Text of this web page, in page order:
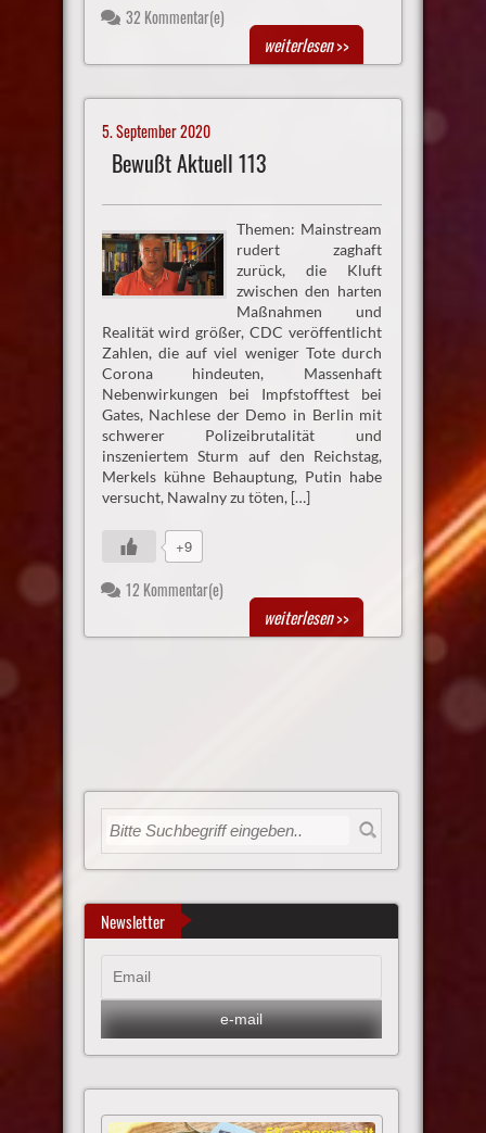
32 Kommentar(e)
weiterlesen>>
5. September 2020
Bewußt Aktuell 113
Themen: Mainstream
rudert zaghaft
zurück, die Kluft
zwischen den harten
Maßnahmen und
Realität wird größer, CDC veröffentlicht
Zahlen, die auf viel weniger Tote durch
Corona hindeuten, Massenhaft
Nebenwirkungen bei Impfstofftest bei
Gates, Nachlese der Demo in Berlin mit
schwerer Polizeibrutalität und
inszeniertem Sturm auf den Reichstag,
Merkels kühne Behauptung, Putin habe
versucht, Nawalny zu töten, […]
+9
12 Kommentar(e)
weiterlesen>>
Newsletter